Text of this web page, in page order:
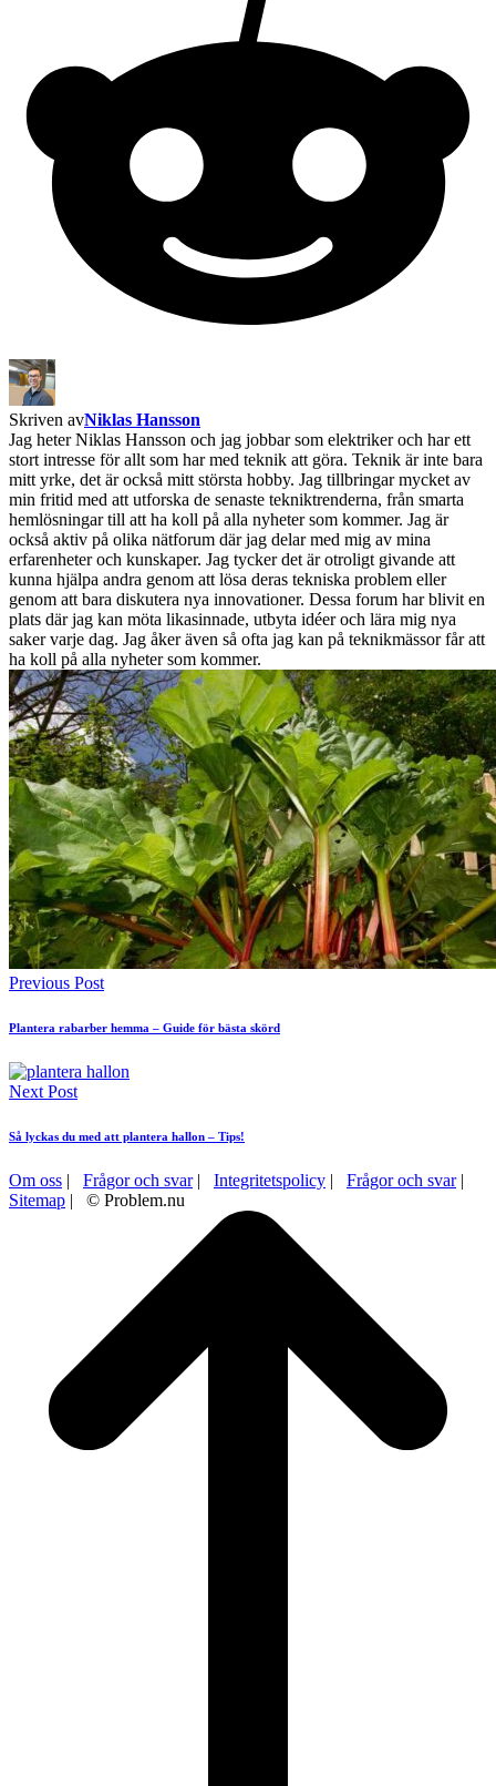
Skriven avNiklas Hansson
Jag heter Niklas Hansson och jag jobbar som elektriker och har ett
stort intresse för allt som har med teknik att göra. Teknik är inte bara
mitt yrke, det är också mitt största hobby. Jag tillbringar mycket av
min fritid med att utforska de senaste tekniktrenderna, från smarta
hemlösningar till att ha koll på alla nyheter som kommer. Jag är
också aktiv på olika nätforum där jag delar med mig av mina
erfarenheter och kunskaper. Jag tycker det är otroligt givande att
kunna hjälpa andra genom att lösa deras tekniska problem eller
genom att bara diskutera nya innovationer. Dessa forum har blivit en
plats där jag kan möta likasinnade, utbyta idéer och lära mig nya
saker varje dag. Jag åker även så ofta jag kan på teknikmässor får att
ha koll på alla nyheter som kommer.
Previous Post
Plantera rabarber hemma – Guide för bästa skörd
Next Post
Så lyckas du med att plantera hallon – Tips!
Om oss | Frågor och svar| Integritetspolicy | Frågor och svar|
Sitemap | © Problem.nu